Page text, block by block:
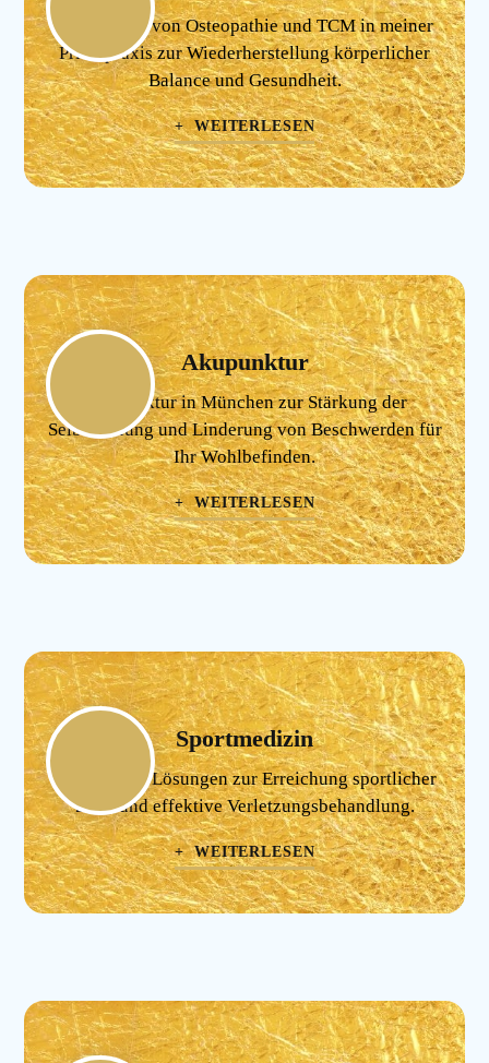
Verbindung von Osteopathie und TCM in meiner
Privatpraxis zur Wiederherstellung körperlicher
Balance und Gesundheit.
+ WEITERLESEN
Akupunktur
Akupunktur in München zur Stärkung der
Selbstheilung und Linderung von Beschwerden für
Ihr Wohlbefinden.
+ WEITERLESEN
Sportmedizin
Individuelle Lösungen zur Erreichung sportlicher
Ziele und effektive Verletzungsbehandlung.
+ WEITERLESEN